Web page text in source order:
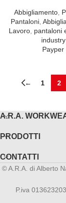
Abbigliamento
Pantaloni,
Lavoro pantaloni
industry
Payper
← 1 2
A.R.A.
PRODOTTI
CONTATTI
© A.R.A. di Alberto
P.iva